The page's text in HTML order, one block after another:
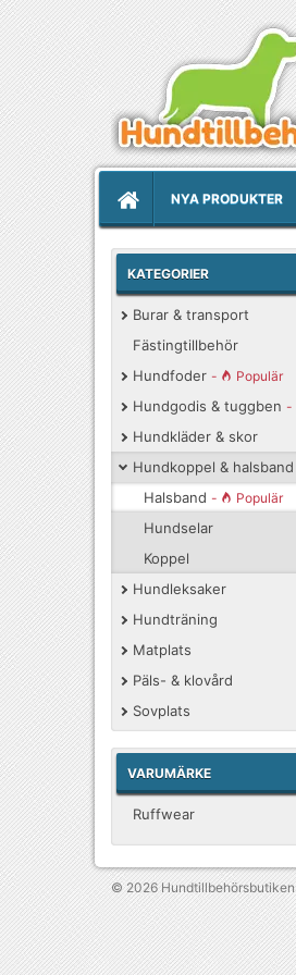
NYA PRODUKTER
KATEGORIER
Burar & transport
Fästingtillbehör
Hundfoder - Populär
Hundgodis & tuggben -
Hundkläder & skor
Hundkoppel & halsband
Halsband - Populär
Hundselar
Koppel
Hundleksaker
Hundträning
Matplats
Päls- & klovård
Sovplats
VARUMÄRKE
Ruffwear
© 2026Hundtillbehörsbutiken